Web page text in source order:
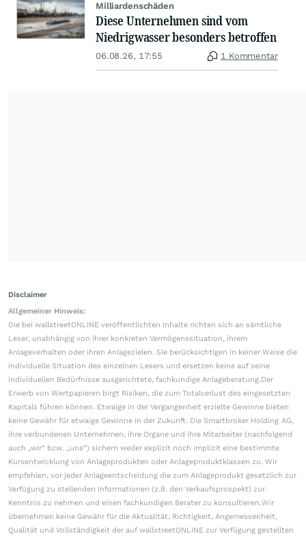
Milliardenschäden
Diese Unternehmen sind vom
Niedrigwasser besonders betroffen
06.08.26, 17:55 1 Kommentar
Disclaimer
Allgemeiner Hinweis:
Die bei wallstreetONLINE veröffentlichten Inhalte richten sich an sämtliche
Leser, unabhängig von ihrer konkreten Vermögenssituation, ihrem
Anlageverhalten oder ihren Anlagezielen. Sie berücksichtigen in keiner Weise die
individuelle Situation des einzelnen Lesers und ersetzen keine auf seine
individuellen Bedürfnisse ausgerichtete, fachkundige Anlageberatung.Der
Erwerb von Wertpapieren birgt Risiken, die zum Totalverlust des eingesetzten
Kapitals führen können. Etwaige in der Vergangenheit erzielte Gewinne bieten
keine Gewähr für etwaige Gewinne in der Zukunft. Die Smartbroker Holding AG,
ihre verbundenen Unternehmen, ihre Organe und ihre Mitarbeiter (nachfolgend
auch „wir“ bzw. „uns“) sichern weder explizit noch implizit eine bestimmte
Kursentwicklung von Anlageprodukten oder Anlageproduktklassen zu. Wir
empfehlen, vor jeder Anlageentscheidung die zum Anlageprodukt gesetzlich zur
Verfügung zu stellenden Informationen (z.B. den Verkaufsprospekt) zur
Kenntnis zu nehmen und einen fachkundigen Berater zu konsultieren.Wir
übernehmen keine Gewähr für die Aktualität, Richtigkeit, Angemessenheit,
Qualität und Vollständigkeit der auf wallstreetONLINE zur Verfügung gestellten